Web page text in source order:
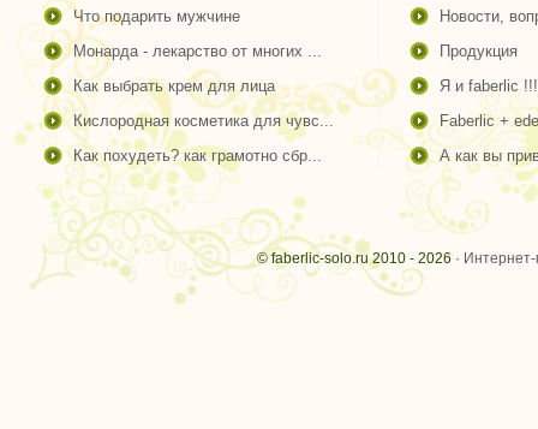
что подарить мужчине
монарда - лекарство от многих ...
как выбрать крем для лица
кислородная косметика для чувс...
как похудеть? как грамотно сбр...
новости,
продукция
я и faberlic !!!
faberlic +
а как вы
© faberlic-solo.ru 2010 - 2026 ·